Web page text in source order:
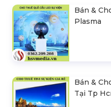
Bán &
Plasma
Bán &
Tại Tp